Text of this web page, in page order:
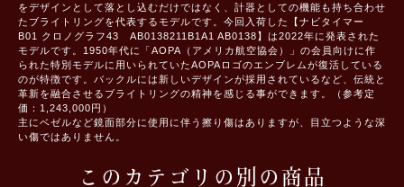
をデザインとして落とし込むだけではなく、計器としての機能も持ち合わせ
たブライトリングを代表するモデルです。今回入荷した【ナビタイマー
B01 クロノグラフ43 AB0138211B1A1 AB0138】は2022年に発表された
モデルです。1950年代に「AOPA（アメリカ航空協会）」の会員向けに作
られた特別モデルに用いられていたAOPAロゴのエンブレムが復活している
のが特徴です。バックルには新しいデザインが採用されているなど、伝統と
革新を融合させるブライトリングの精神を感じる事ができます。（参考定
価：1,243,000円）
主にベゼルなど鏡面部分に使用に伴う擦り傷はありますが、目立つような深
い傷ではありません。
このカテゴリの別の商品